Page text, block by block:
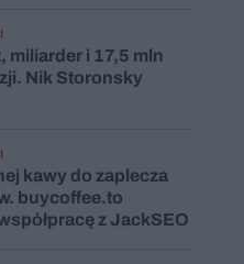
miliarder i 17,5 mln
Nik Storonsky
kawy do zaplecza
buycoffee.to
z JackSEO